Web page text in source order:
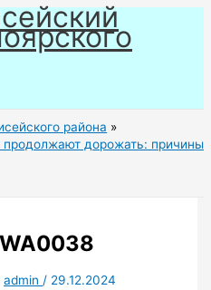
района
дорожать: причины
admin / 29.12.2024